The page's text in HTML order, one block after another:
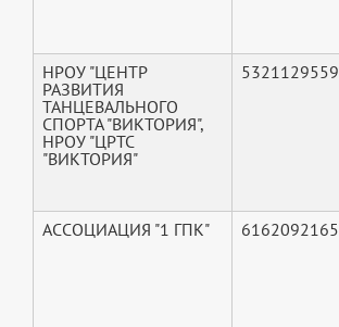
НРОУ "ЦЕНТР
РАЗВИТИЯ
ТАНЦЕВАЛЬНОГО
СПОРТА "ВИКТОРИЯ",
НРОУ "ЦРТС
"ВИКТОРИЯ"
5321129559
АССОЦИАЦИЯ "1 ГПК" 6162092165